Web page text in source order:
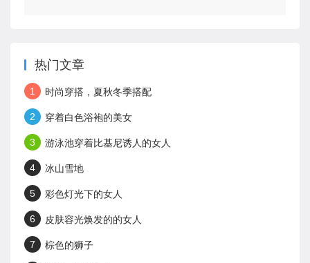
热门文章
1 时尚穿搭，夏秋冬季搭配
2 穿着白色浴袍的美女
3 游泳池穿着比基尼诱人的女人
4 冰山雪地
5 彩色灯光下的女人
6 皮肤容光焕发的的女人
7 棕色的狮子